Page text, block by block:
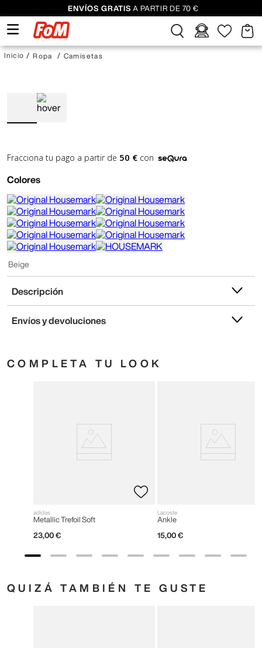
ENVÍOS GRATIS A PARTIR DE 70 €
Ropa Camisetas
Fracciona tu pago a partir de 50 € con
Colores
Beige
Descripción
Envíos y devoluciones
COMPLETA TU LOOK
adidas
Metallic Trefoil Soft
23,00 €
Lacoste
Ankle
15,00 €
QUIZÁ TAMBIÉN TE GUSTE